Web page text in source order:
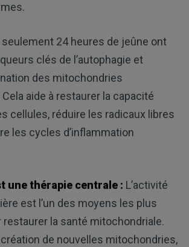
seulement 24 heures de jeûne ont
clés de l’autophagie et
des mitochondries
aide à restaurer la capacité
cellules, réduire les radicaux libres
les cycles d’inflammation
une thérapie centrale : L’activité
est l’un des moyens les plus
la santé mitochondriale.
de nouvelles mitochondries,